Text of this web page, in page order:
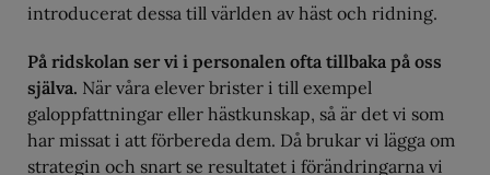
introducerat dessa till världen av häst och ridning.
På ridskolan ser vi i personalen ofta tillbaka på oss
själva. När våra elever brister i till exempel
galoppfattningar eller hästkunskap, så är det vi som
har missat i att förbereda dem. Då brukar vi lägga om
strategin och snart se resultatet i förändringarna vi